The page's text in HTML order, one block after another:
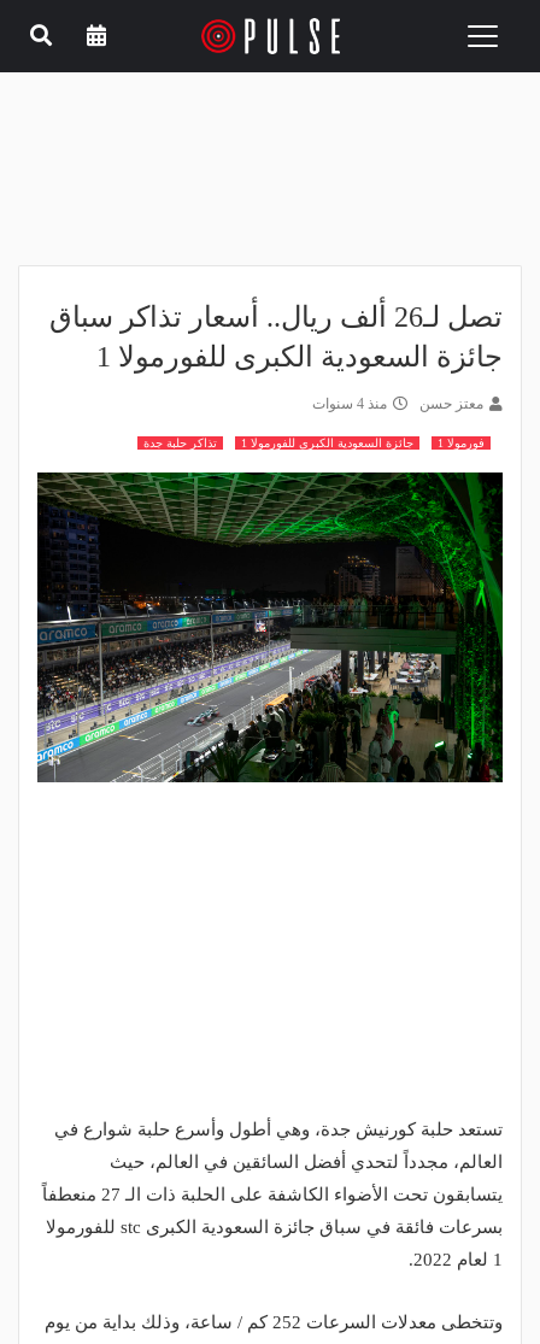
Toggle
تصل لـ26 ألف ريال.. أسعار تذاكر سباق
جائزة السعودية الكبرى للفورمولا 1
معتز حسن منذ 4 سنوات
فورمولا 1 جائزة السعودية الكبرى للفورمولا 1 تذاكر حلبة جدة
تستعد حلبة كورنيش جدة، وهي أطول وأسرع حلبة شوارع في
العالم، مجدداً لتحدي أفضل السائقين في العالم، حيث
يتسابقون تحت الأضواء الكاشفة على الحلبة ذات الـ 27 منعطفاً
بسرعات فائقة في سباق جائزة السعودية الكبرى stc للفورمولا
1 لعام 2022.
وتتخطى معدلات السرعات 252 كم / ساعة، وذلك بداية من يوم